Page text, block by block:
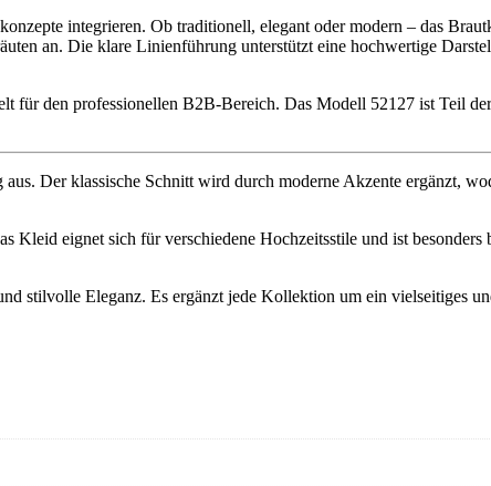
integrieren. Ob traditionell, elegant oder modern – das
an. Die klare Linienführung unterstützt eine hochwertige
für den professionellen B2B-Bereich. Das Modell 52127 ist Teil
Der klassische Schnitt wird durch moderne Akzente ergänzt,
eignet sich für verschiedene Hochzeitsstile und ist
stilvolle Eleganz. Es ergänzt jede Kollektion um ein vielseitiges